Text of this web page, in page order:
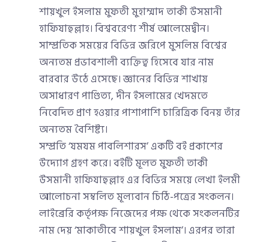
শায়খুল ইসলাম মুফতী মুহাম্মাদ তাকী উসমানী
হাফিযাহুল্লাহ। বিশ্ববরেণ্য শীর্ষ আলেমেদ্বীন।
সাম্প্রতিক সময়ের বিভিন্ন জরিপে মুসলিম বিশ্বের
অন্যতম প্রভাবশালী ব্যক্তিত্ব হিসেবে যার নাম
বারবার উঠে এসেছে। জ্ঞানের বিভিন্ন শাখায়
অসাধারণ পাণ্ডিত্য, দীন ইসলামের খেদমতে
নিবেদিত প্রাণ হওয়ার পাশাপাশি চারিত্রিক বিনয় তাঁর
অন্যতম বৈশিষ্ট্য।
সম্প্রতি ‘যমযম পাবলিশারস’ একটি বই প্রকাশের
উদ্যোগ গ্রহণ করে। বইটি মূলত মুফতী তাকী
উসমানী হাফিযাহুল্লাহ এর বিভিন্ন সময়ে লেখা ইলমী
আলোচনা সম্বলিত মূল্যবান চিঠি-পত্রের সংকলন।
লাইব্রেরি কর্তৃপক্ষ নিজেদের পক্ষ থেকে সংকলনটির
নাম দেয় ‘মাকাতীবে শায়খুল ইসলাম’। এরপর তারা